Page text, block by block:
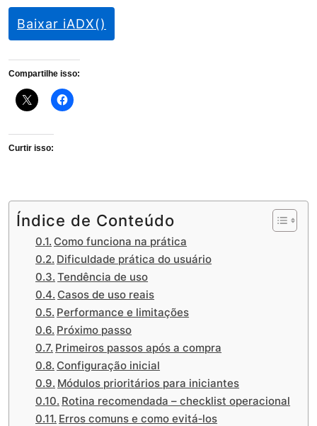
Baixar iADX()
Compartilhe isso:
Curtir isso:
Índice de Conteúdo
Como funciona na prática
Dificuldade prática do usuário
Tendência de uso
Casos de uso reais
Performance e limitações
Próximo passo
Primeiros passos após a compra
Configuração inicial
Módulos prioritários para iniciantes
Rotina recomendada – checklist operacional
Erros comuns e como evitá‑los